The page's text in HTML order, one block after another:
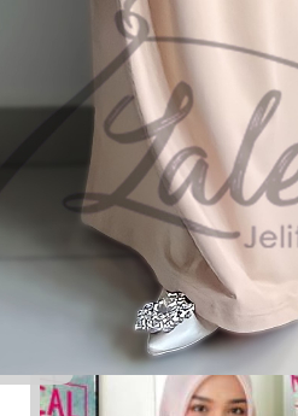
Perbuatan baik
Perbuatan baik
Pemurah
Ibadah tambahan
Pemberian, hadiah
Yang baik budi,